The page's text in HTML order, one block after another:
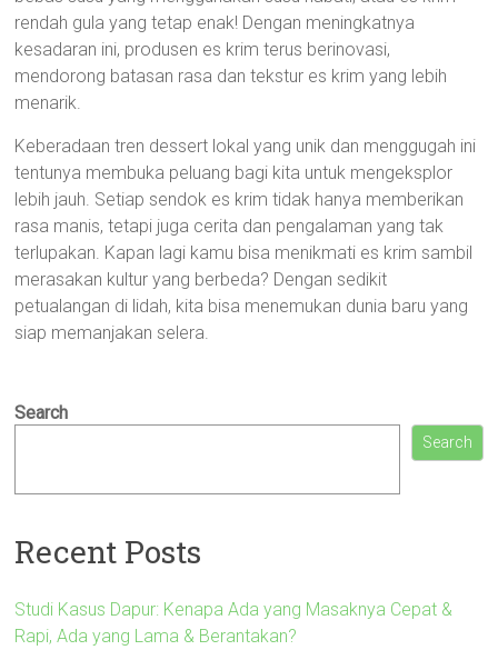
rendah gula yang tetap enak! Dengan meningkatnya
kesadaran ini, produsen es krim terus berinovasi,
mendorong batasan rasa dan tekstur es krim yang lebih
menarik.
Keberadaan tren dessert lokal yang unik dan menggugah ini
tentunya membuka peluang bagi kita untuk mengeksplor
lebih jauh. Setiap sendok es krim tidak hanya memberikan
rasa manis, tetapi juga cerita dan pengalaman yang tak
terlupakan. Kapan lagi kamu bisa menikmati es krim sambil
merasakan kultur yang berbeda? Dengan sedikit
petualangan di lidah, kita bisa menemukan dunia baru yang
siap memanjakan selera.
Search
Search
Recent Posts
Studi Kasus Dapur: Kenapa Ada yang Masaknya Cepat &
Rapi, Ada yang Lama & Berantakan?